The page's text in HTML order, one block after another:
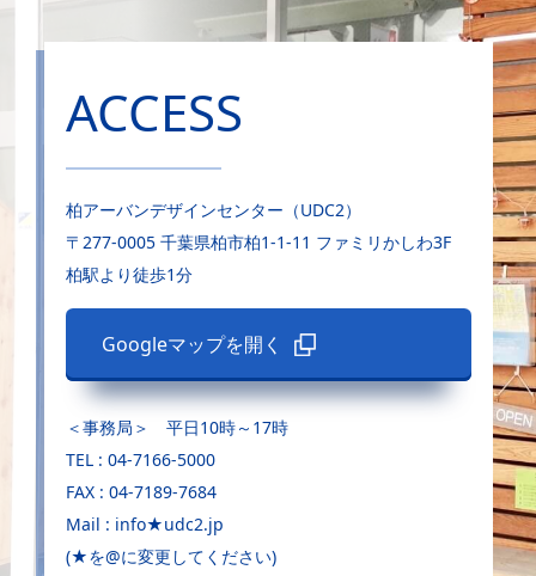
ACCESS
柏アーバンデザインセンター（UDC2）
〒277-0005 千葉県柏市柏1-1-11 ファミリかしわ3F
柏駅より徒歩1分
Googleマップを開く
＜事務局＞ 平日10時～17時
TEL : 04-7166-5000
FAX : 04-7189-7684
Mail : info★udc2.jp
(★を@に変更してください)